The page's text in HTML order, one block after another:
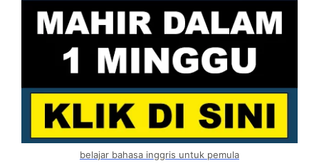
belajar bahasa inggris untuk pemula